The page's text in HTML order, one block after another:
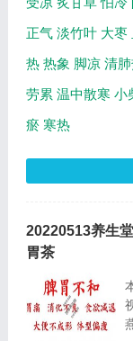
正气 淡竹叶 大枣
热 热象 脚凉 清
劳累 温中散寒 小
瘀 寒热
20220513养生
胃茶